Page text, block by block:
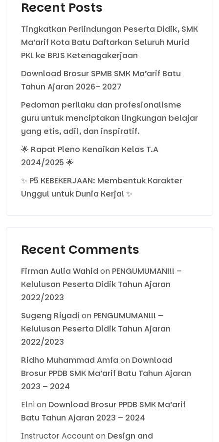
Recent Posts
Tingkatkan Perlindungan Peserta Didik, SMK
Ma’arif Kota Batu Daftarkan Seluruh Murid
PKL ke BPJS Ketenagakerjaan
Download Brosur SPMB SMK Ma’arif Batu
Tahun Ajaran 2026- 2027
Pedoman perilaku dan profesionalisme
guru untuk menciptakan lingkungan belajar
yang etis, adil, dan inspiratif.
🌟 Rapat Pleno Kenaikan Kelas T.A
2024/2025 🌟
✨ P5 KEBEKERJAAN: Membentuk Karakter
Unggul untuk Dunia Kerja! ✨
Recent Comments
Firman Aulia Wahid on PENGUMUMAN!!! –
Kelulusan Peserta Didik Tahun Ajaran
2022/2023
Sugeng Riyadi on PENGUMUMAN!!! –
Kelulusan Peserta Didik Tahun Ajaran
2022/2023
Ridho Muhammad Amfa on Download
Brosur PPDB SMK Ma’arif Batu Tahun Ajaran
2023 – 2024
Elnion Download Brosur PPDB SMK Ma’arif
Batu Tahun Ajaran 2023 – 2024
Instructor Accounton Design and